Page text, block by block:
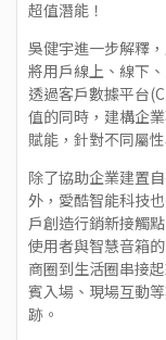
超值潛能！
吳健宇進一步解釋
將用戶線上、線下
透過客戶數據平台
值的同時，建構企
賦能，針對不同屬
除了協助企業建置
外，愛酷智能科技
戶創造行銷新接觸
使用者與智慧音箱
商圈到生活圈串接
賓入場、現場互動
跡。